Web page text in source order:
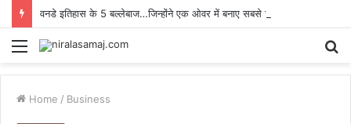
Menu
Home / Business